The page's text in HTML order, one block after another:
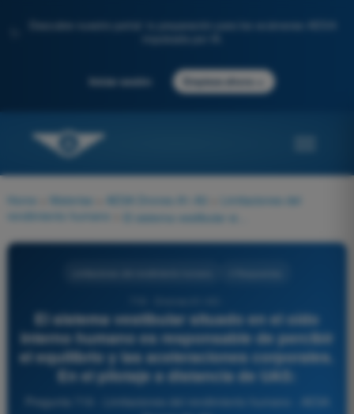
Descubre nuestro portal: tu preparación para los exámenes AESA
Iniciar sesión Empieza ahora
Home Materias AESA Drones A1-A3
Limitaciones del
rendimiento humano
El sistema vestibular situado en el oído
interno humano es responsable de percibir
el equilibrio y las aceleraciones corporales.
En el pilotaje a distancia de UAS: